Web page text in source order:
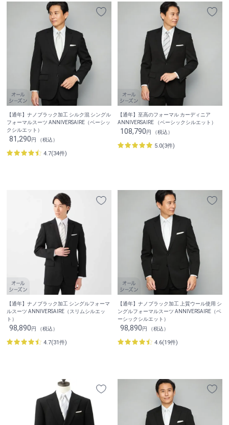
【通年】ナノブラック加工 シルク混 シングル
フォーマルスーツ ANNIVERSAIRE（ベーシッ
クシルエット）
81,290円 （税込）
4.7(34件)
【通年】至高のフォーマル カーディニア
ANNIVERSAIRE （ベーシックシルエット）
108,790円 （税込）
5.0(3件)
【通年】ナノブラック加工 シングルフォーマ
ルスーツ ANNIVERSAIRE（スリムシルエッ
ト）
98,890円 （税込）
4.7(31件)
【通年】ナノブラック加工 上質ウール使用 シ
ングルフォーマルスーツ ANNIVERSAIRE（ベ
ーシックシルエット）
98,890円 （税込）
4.6(19件)